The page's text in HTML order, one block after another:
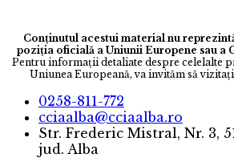
Conținutul acestui material nu
poziția oficială a Uniunii Europene sau a
Pentru informaţii detaliate despre celelalte
Uniunea Europeană, va invităm să vizitaţi
0258-811-772
cciaalba@cciaalba.ro
Str. Frederic Mistral, Nr. 3,
jud. Alba